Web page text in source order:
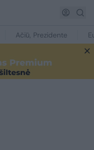
Ačiū, Prezidente